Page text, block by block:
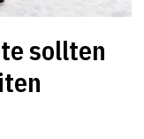
sollten